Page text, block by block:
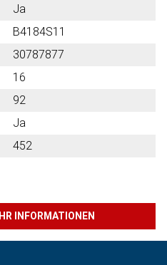
Ja
B4184S11
30787877
16
92
Ja
452
INFORMATIONEN